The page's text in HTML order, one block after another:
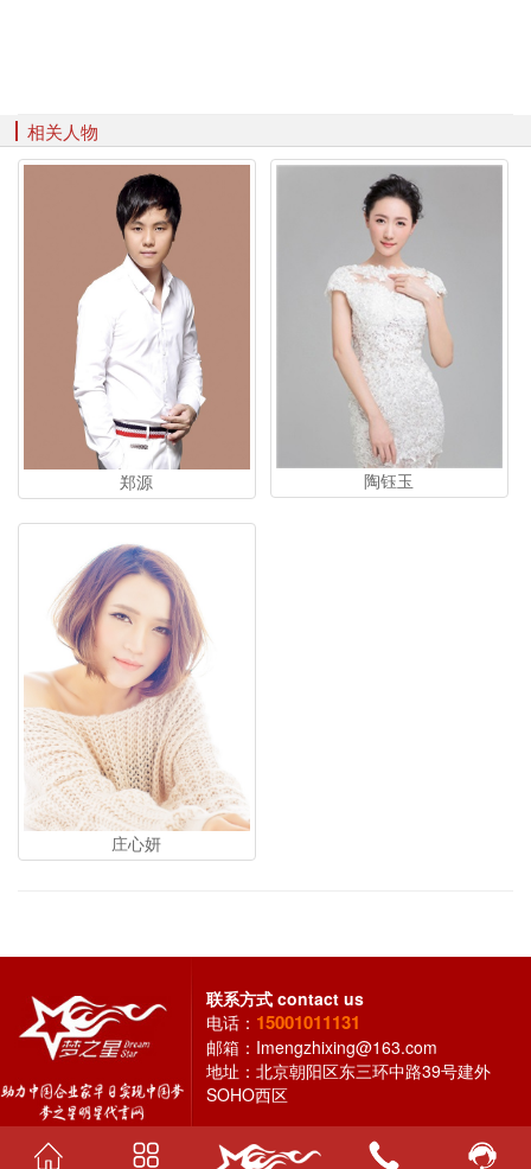
相关人物
郑源 陶钰玉
庄心妍
联系方式contact us
电话： 15001011131
邮箱： Imengzhixing@163.com
地址：北京朝阳区东三环中路39号建外
SOHO西区